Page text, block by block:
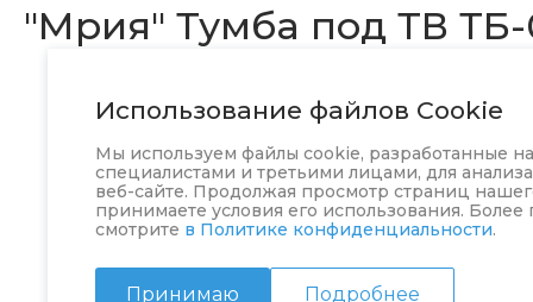
"Мрия" Тумба под ТВ ТБ-
Использование файлов Cookie
Мы используем файлы cookie, разработанные
специалистами и третьими лицами, для
веб-сайте. Продолжая просмотр страниц
принимаете условия его использования.
смотрите в Политике конфиденциальности.
Принимаю Подробнее